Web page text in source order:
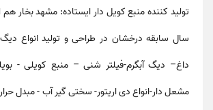
تولید کننده منبع کویل دار ایستاده
سال سابقه درخشان در طراحی و تولید انواع
داغ– دیگ آبگرم-فیلتر شنی – منبع کویلی -
مشعل دار-انواع دی اریتور- سختی گیر آب - مبدل